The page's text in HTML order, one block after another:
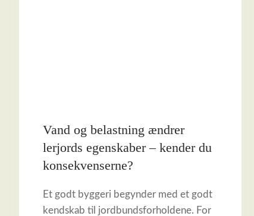
Vand og belastning ændrer
lerjords egenskaber – kender du
konsekvenserne?
Et godt byggeri begynder med et godt
kendskab til jordbundsforholdene. For